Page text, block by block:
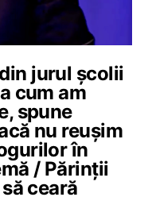
jurul școlii
cum am
spune
nu reuşim
în
/ Părinții
ceară